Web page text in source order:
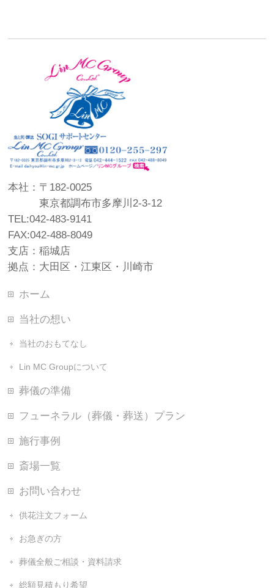
本社：〒182-0025
東京都調布市多摩川2-3-12
TEL:042-483-9141
FAX:042-488-8049
支店：稲城店
拠点：大田区・江東区・川崎市
ホーム
当社の想い
当社のおもてなし
Lin MC Groupについて
葬儀の準備
フューネラル（葬儀・葬送）プラン
施行事例
斎場一覧
お問い合わせ
供花注文フォーム
お急ぎの方
葬儀全般ご相談・資料請求
総額見積もり希望